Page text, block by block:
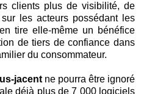
clients plus de visibilité, de
les acteurs possédant les
tire elle-même un bénéfice
de tiers de confiance dans
du consommateur.
jacentne pourra être ignoré
déjà plus de 7 000 logiciels